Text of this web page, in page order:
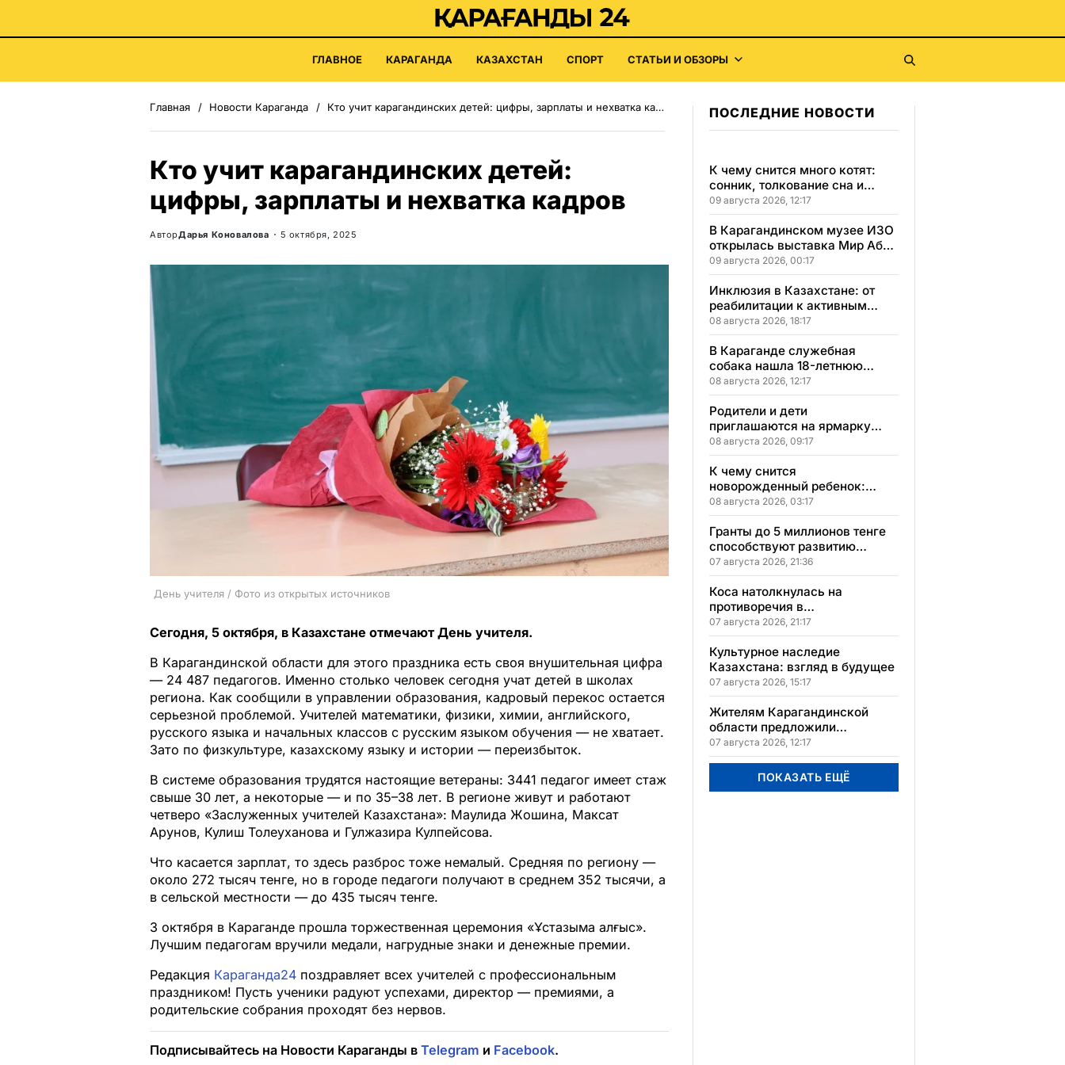
ГЛАВНОЕ КАРАГАНДА КАЗАХСТАН СПОРТ СТАТЬИ И ОБЗОРЫ
Главная Новости Караганда Кто учит карагандинских детей: цифры, зарплаты и нехватка кадров
Кто учит карагандинских детей:
цифры, зарплаты и нехватка кадров
АвторДарья Коновалова 5 октября, 2025
День учителя / Фото из открытых источников
Сегодня, 5 октября, в Казахстане отмечают День учителя.
В Карагандинской области для этого праздника есть своя внушительная цифра
— 24 487 педагогов. Именно столько человек сегодня учат детей в школах
региона. Как сообщили в управлении образования, кадровый перекос остается
серьезной проблемой. Учителей математики, физики, химии, английского,
русского языка и начальных классов с русским языком обучения — не хватает.
Зато по физкультуре, казахскому языку и истории — переизбыток.
В системе образования трудятся настоящие ветераны: 3441 педагог имеет стаж
свыше 30 лет, а некоторые — и по 35–38 лет. В регионе живут и работают
четверо «Заслуженных учителей Казахстана»: Маулида Жошина, Максат
Арунов, Кулиш Толеуханова и Гулжазира Кулпейсова.
Что касается зарплат, то здесь разброс тоже немалый. Средняя по региону —
около 272 тысяч тенге, но в городе педагоги получают в среднем 352 тысячи, а
в сельской местности — до 435 тысяч тенге.
3 октября в Караганде прошла торжественная церемония «Ұстазыма алғыс».
Лучшим педагогам вручили медали, нагрудные знаки и денежные премии.
Редакция Караганда24 поздравляет всех учителей с профессиональным
праздником! Пусть ученики радуют успехами, директор — премиями, а
родительские собрания проходят без нервов.
Подписывайтесь на Новости Караганды в Telegram и Facebook.
ПОСЛЕДНИЕ НОВОСТИ
К чему снится много котят:
сонник, толкование сна и
значение сна для вашей
жизни
09 августа 2026, 12:17
В Карагандинском музее ИЗО
открылась выставка Мир Абая
в красках и образах
09 августа 2026, 00:17
Инклюзия в Казахстане: от
реабилитации к активным
победам и самостоятельности
08 августа 2026, 18:17
В Караганде служебная
собака нашла 18-летнюю
девушку, пропавшую после
свидания
08 августа 2026, 12:17
Родители и дети
приглашаются на ярмарку
школьной одежды в
Казахстане
08 августа 2026, 09:17
К чему снится
новорожденный ребенок:
сонник, толкование и
значение сна
08 августа 2026, 03:17
Гранты до 5 миллионов тенге
способствуют развитию
социального бизнеса в
Карагандинской области
07 августа 2026, 21:36
Коса натолкнулась на
противоречия в
Карагандинской области
07 августа 2026, 21:17
Культурное наследие
Казахстана: взгляд в будущее
07 августа 2026, 15:17
Жителям Карагандинской
области предложили
бесплатное обучение с
гарантией трудоустройства
07 августа 2026, 12:17
ПОКАЗАТЬ ЕЩЁ